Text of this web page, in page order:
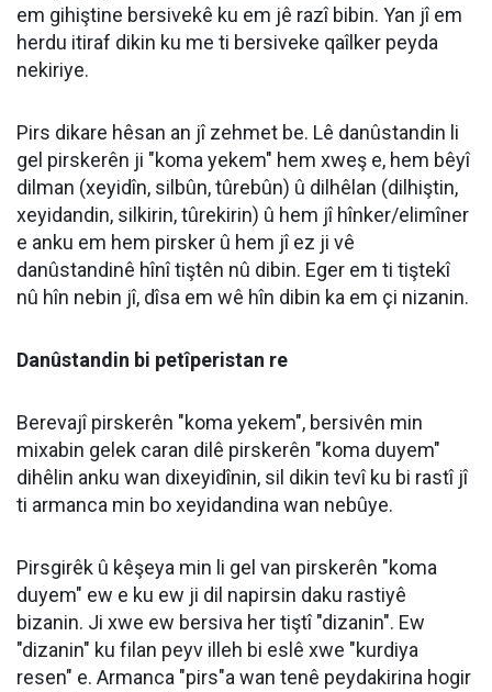
em gihiştine bersivekê ku em jê razî bibin. Yan jî em
herdu itiraf dikin ku me ti bersiveke qaîlker peyda
nekiriye.
Pirs dikare hêsan an jî zehmet be. Lê danûstandin li
gel pirskerên ji "koma yekem" hem xweş e, hem bêyî
dilman (xeyidîn, silbûn, tûrebûn) û dilhêlan (dilhiştin,
xeyidandin, silkirin, tûrekirin) û hem jî hînker/elimîner
e anku em hem pirsker û hem jî ez ji vê
danûstandinê hînî tiştên nû dibin. Eger em ti tiştekî
nû hîn nebin jî, dîsa em wê hîn dibin ka em çi nizanin.
Danûstandin bi petîperistan re
Berevajî pirskerên "koma yekem", bersivên min
mixabin gelek caran dilê pirskerên "koma duyem"
dihêlin anku wan dixeyidînin, sil dikin tevî ku bi rastî jî
ti armanca min bo xeyidandina wan nebûye.
Pirsgirêk û kêşeya min li gel van pirskerên "koma
duyem" ew e ku ew ji dil napirsin daku rastiyê
bizanin. Ji xwe ew bersiva her tiştî "dizanin". Ew
"dizanin" ku filan peyv illeh bi eslê xwe "kurdiya
resen" e. Armanca "pirs"a wan tenê peydakirina hogir